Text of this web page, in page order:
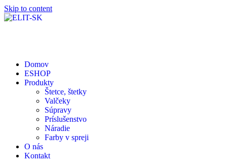
Skip to content
Domov
ESHOP
Produkty
Štetce, štetky
Valčeky
Súpravy
Príslušenstvo
Náradie
Farby v spreji
O nás
Kontakt